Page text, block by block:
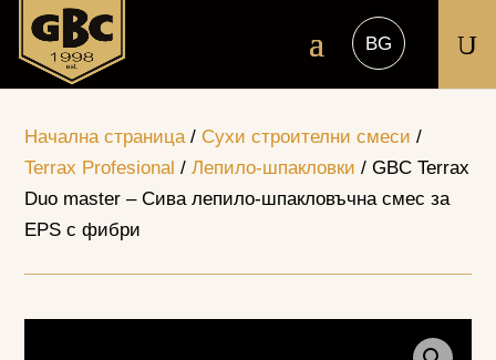
U
Начална страница/ Сухи строителни смеси /
Terrax Profesional /Лепило-шпакловки / GBC Terrax
Duo master – Сива лепило-шпакловъчна смес за
EPS с фибри